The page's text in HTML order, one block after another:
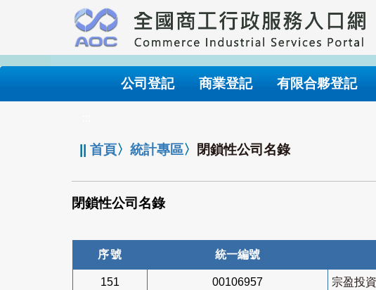
要
內
公司登記 商業登記 有限合夥登記
||首頁〉統計專區〉 閉鎖性公司名錄
閉鎖性公司名錄
序號 統一編號
151 00106957 宗盈投